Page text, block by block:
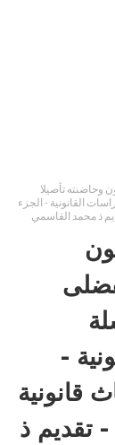
تأصيلا
القانونية - الجزء
ذ محمد القاسمي
-
قانونية
تقديم ذ